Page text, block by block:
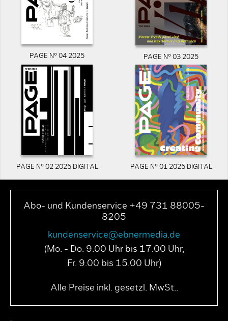
PAGE N° 04 2025 PAGE N° 03 2025
PAGE N° 02 2025 DIGITAL PAGE N° 01 2025 DIGITAL
Abo- und Kundenservice +49 731 88005-
8205
kundenservice@ebnermedia.de
(Mo. - Do. 9.00 Uhr bis 17.00 Uhr,
Fr. 9.00 bis 15.00 Uhr)
Alle Preise inkl. gesetzl. MwSt..